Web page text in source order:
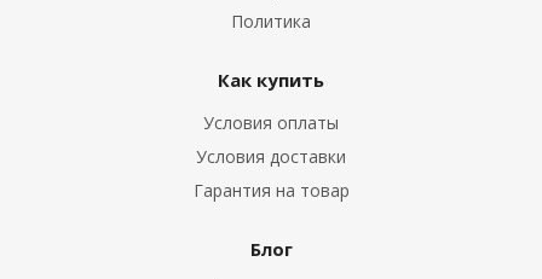
Политика
Как купить
Условия оплаты
Условия доставки
Гарантия на товар
Блог